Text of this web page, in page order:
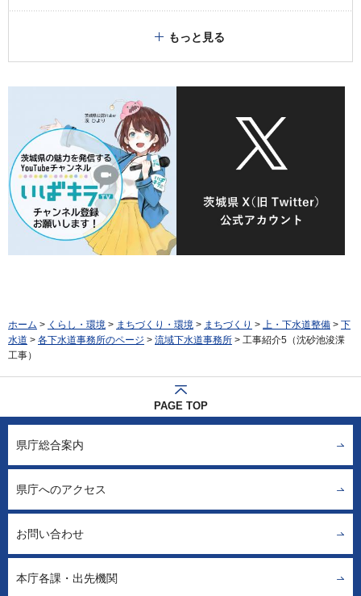
もっと見る
ホーム > くらし・環境 > まちづくり・環境 > まちづくり > 上・下水道整備 > 下
水道 > 各下水道事務所のページ > 流域下水道事務所 > 工事紹介5（沈砂池浚渫
工事）
PAGE TOP
県庁総合案内
県庁へのアクセス
お問い合わせ
本庁各課・出先機関